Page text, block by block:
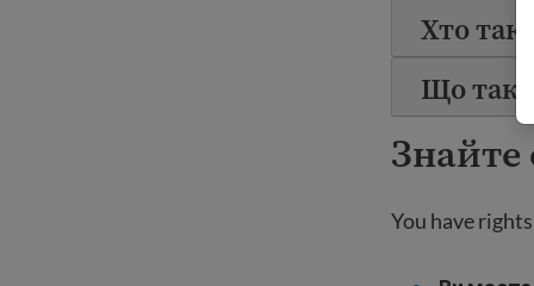
Хто
Що таке
Знайте
You have